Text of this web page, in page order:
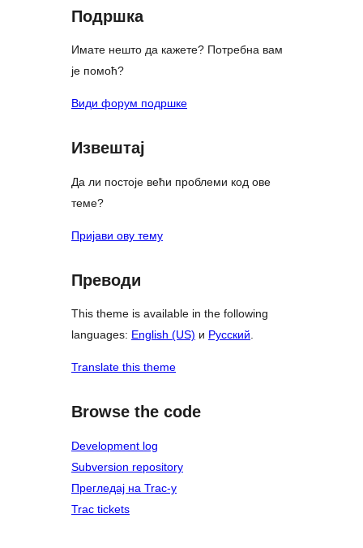
Подршка
Имате нешто да кажете? Потребна вам
је помоћ?
Види форум подршке
Извештај
Да ли постоје већи проблеми код ове
теме?
Пријави ову тему
Преводи
This theme is available in the following
languages: English (US) и Русский.
Translate this theme
Browse the code
Development log
Subversion repository
Прегледај на Trac-у
Trac tickets